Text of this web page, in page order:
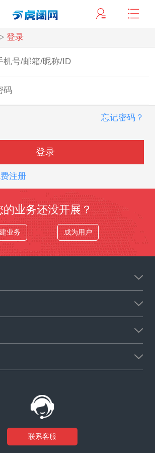
> 登录
忘记密码？
登录
注册
的业务还没开展？
业务 成为用户
联系客服